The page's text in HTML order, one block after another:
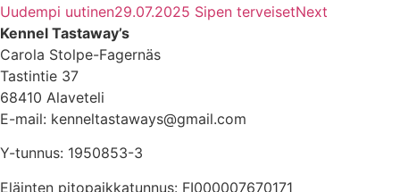
Uudempi uutinen29.07.2025 Sipen terveisetNext
Kennel Tastaway’s
Carola Stolpe-Fagernäs
Tastintie 37
68410 Alaveteli
E-mail: kenneltastaways@gmail.com
Y-tunnus: 1950853-3
Eläinten pitopaikkatunnus: FI000007670171